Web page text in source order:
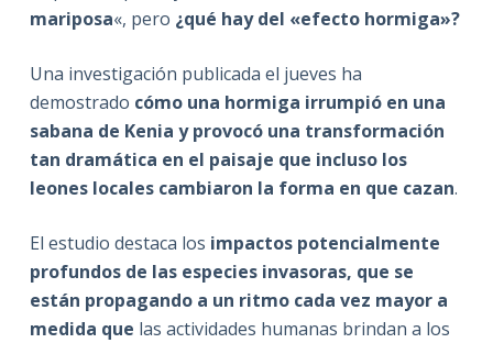
mariposa«, pero ¿qué hay del «efecto hormiga»?
Una investigación publicada el jueves ha
demostrado cómo una hormiga irrumpió en una
sabana de Kenia y provocó una transformación
tan dramática en el paisaje que incluso los
leones locales cambiaron la forma en que cazan.
El estudio destaca los impactos potencialmente
profundos de las especies invasoras, que se
están propagando a un ritmo cada vez mayor a
medida que las actividades humanas brindan a los